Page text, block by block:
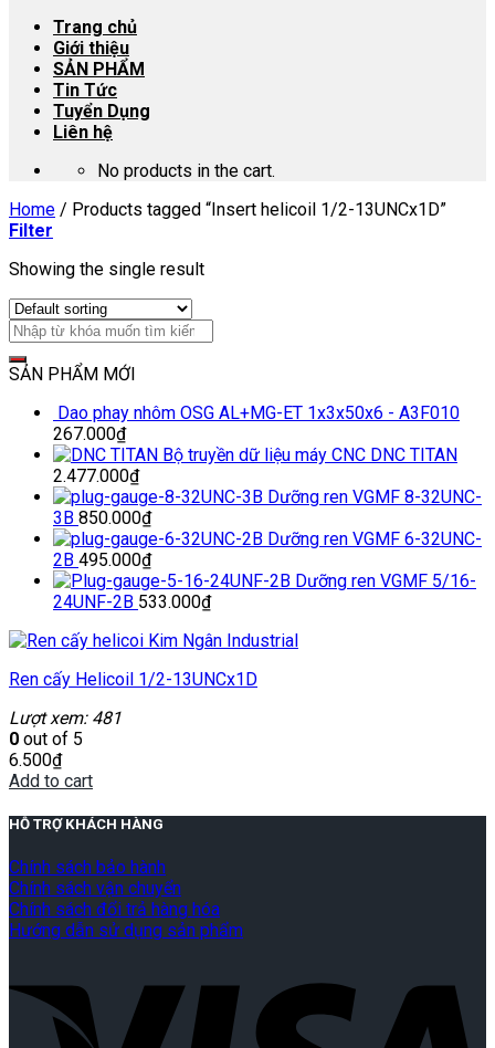
Trang chủ
Giới thiệu
SẢN PHẨM
Tin Tức
Tuyển Dụng
Liên hệ
No products in the cart.
Home / Products tagged “Insert helicoil 1/2-13UNCx1D”
Filter
Showing the single result
SẢN PHẨM MỚI
Dao phay nhôm OSG AL+MG-ET 1x3x50x6 - A3F010
267.000₫
Bộ truyền dữ liệu máy CNC DNC TITAN
2.477.000₫
Dưỡng ren VGMF 8-32UNC-
3B 850.000₫
Dưỡng ren VGMF 6-32UNC-
2B 495.000₫
Dưỡng ren VGMF 5/16-
24UNF-2B 533.000₫
Ren cấy Helicoil 1/2-13UNCx1D
Lượt xem: 481
0 out of 5
6.500₫
Add to cart
HỖ TRỢ KHÁCH HÀNG
Chính sách bảo hành
Chính sách vận chuyển
Chính sách đổi trả hàng hóa
Hướng dẫn sử dụng sản phẩm